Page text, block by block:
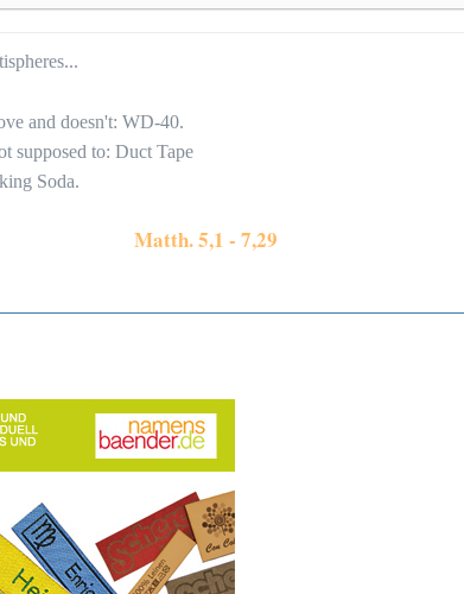
and doesn't: WD-40.
supposed to: Duct Tape
Soda.
Matth. 5,1 - 7,29